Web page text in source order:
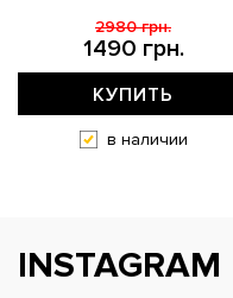
1490 грн.
2980 грн.
КУПИТЬ
в наличии
INSTAGRAM